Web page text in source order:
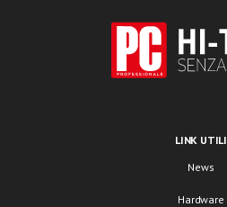
LINK UTILI
News
Hardware